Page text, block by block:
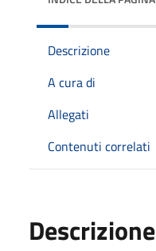
Descrizione
A cura di
Allegati
Contenuti correlati
Descrizione